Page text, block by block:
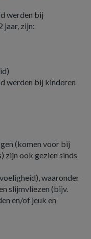
werden bij
jaar, zijn:
werden bij kinderen
(komen voor bij
zijn ook gezien sinds
waaronder
slijmvliezen (bijv.
en/of jeuk en